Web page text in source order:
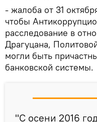
- жалоба от 31
чтобы
расследование в
Драгуцана,
могли быть
банковской системы.
"С осени 2016